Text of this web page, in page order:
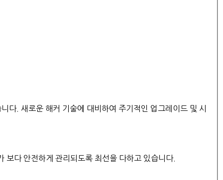
다. 새로운 해커 기술에 대비하여 주기적인 업그레이드 및 시
다 안전하게 관리되도록 최선을 다하고 있습니다.